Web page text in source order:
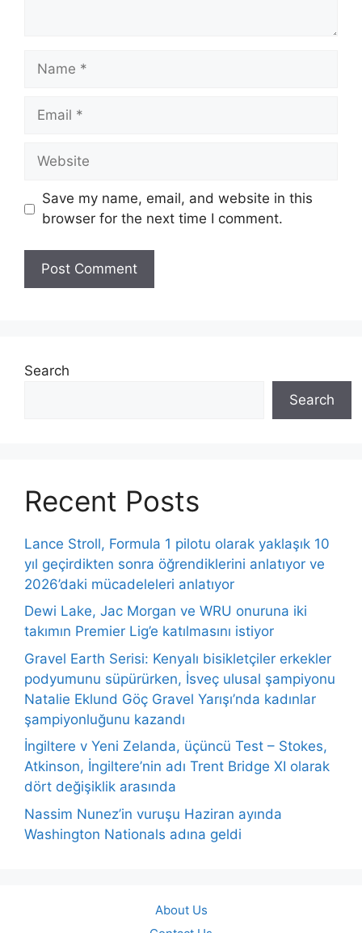
Name
Email
Website
Save my name, email, and website in this
browser for the next time I comment.
Search
Search
Recent Posts
Lance Stroll, Formula 1 pilotu olarak yaklaşık 10
yıl geçirdikten sonra öğrendiklerini anlatıyor ve
2026’daki mücadeleleri anlatıyor
Dewi Lake, Jac Morgan ve WRU onuruna iki
takımın Premier Lig’e katılmasını istiyor
Gravel Earth Serisi: Kenyalı bisikletçiler erkekler
podyumunu süpürürken, İsveç ulusal şampiyonu
Natalie Eklund Göç Gravel Yarışı’nda kadınlar
şampiyonluğunu kazandı
İngiltere v Yeni Zelanda, üçüncü Test – Stokes,
Atkinson, İngiltere’nin adı Trent Bridge XI olarak
dört değişiklik arasında
Nassim Nunez’in vuruşu Haziran ayında
Washington Nationals adına geldi
About Us